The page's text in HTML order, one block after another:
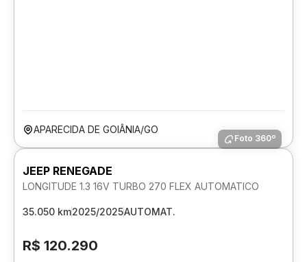
APARECIDA DE GOIÂNIA/GO
Foto 360º
JEEP RENEGADE
LONGITUDE 1.3 16V TURBO 270 FLEX AUTOMATICO
35.050 km2025/2025AUTOMAT.
R$ 120.290